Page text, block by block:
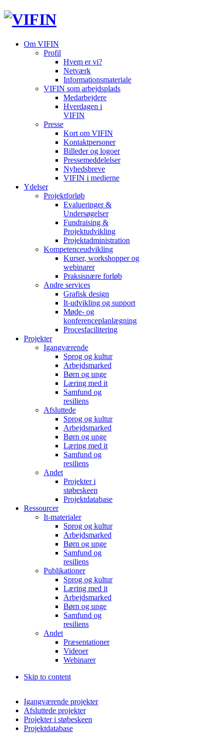
Om VIFIN
Profil
Hvem er vi?
Netværk
Informationsmateriale
VIFIN som arbejdsplads
Medarbejdere
Hverdagen i
VIFIN
Presse
Kort om VIFIN
Kontaktpersoner
Billeder og logoer
Pressemeddelelser
Nyhedsbreve
VIFIN i medierne
Ydelser
Projektforløb
Evalueringer &
Undersøgelser
Fundraising &
Projektudvikling
Projektadministration
Kompetenceudvikling
Kurser, workshopper og
webinarer
Praksisnære forløb
Andre services
Grafisk design
It-udvikling og support
Møde- og
konferenceplanlægning
Procesfacilitering
Projekter
Igangværende
Sprog og kultur
Arbejdsmarked
Børn og unge
Læring med it
Samfund og
resiliens
Afsluttede
Sprog og kultur
Arbejdsmarked
Børn og unge
Læring med it
Samfund og
resiliens
Andet
Projekter i
støbeskeen
Projektdatabase
Ressourcer
It-materialer
Sprog og kultur
Arbejdsmarked
Børn og unge
Samfund og
resiliens
Publikationer
Sprog og kultur
Læring med it
Arbejdsmarked
Børn og unge
Samfund og
resiliens
Andet
Præsentationer
Videoer
Webinarer
Skip to content
Igangværende projekter
Afsluttede projekter
Projekter i støbeskeen
Projektdatabase